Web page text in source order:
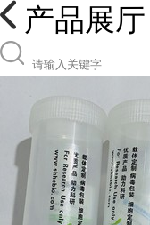
产品展厅